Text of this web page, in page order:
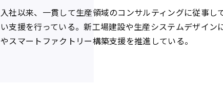
入社以来、一貫して生産領域のコンサルティングに従事
い支援を行っている。新工場建設や生産システムデザイ
やスマートファクトリー構築支援を推進している。